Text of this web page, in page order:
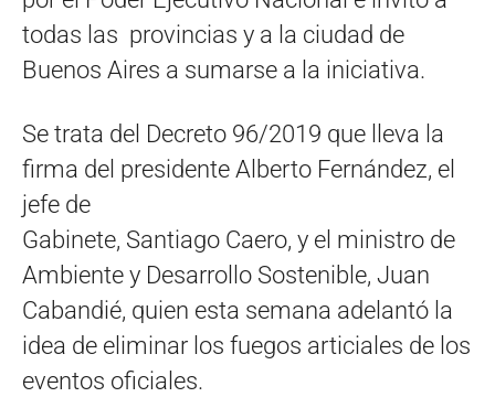
todas las provincias y a la ciudad de
Buenos Aires a sumarse a la iniciativa.
Se trata del Decreto 96/2019 que lleva la
firma del presidente Alberto Fernández, el
jefe de
Gabinete, Santiago Caero, y el ministro de
Ambiente y Desarrollo Sostenible, Juan
Cabandié, quien esta semana adelantó la
idea de eliminar los fuegos articiales de los
eventos oficiales.